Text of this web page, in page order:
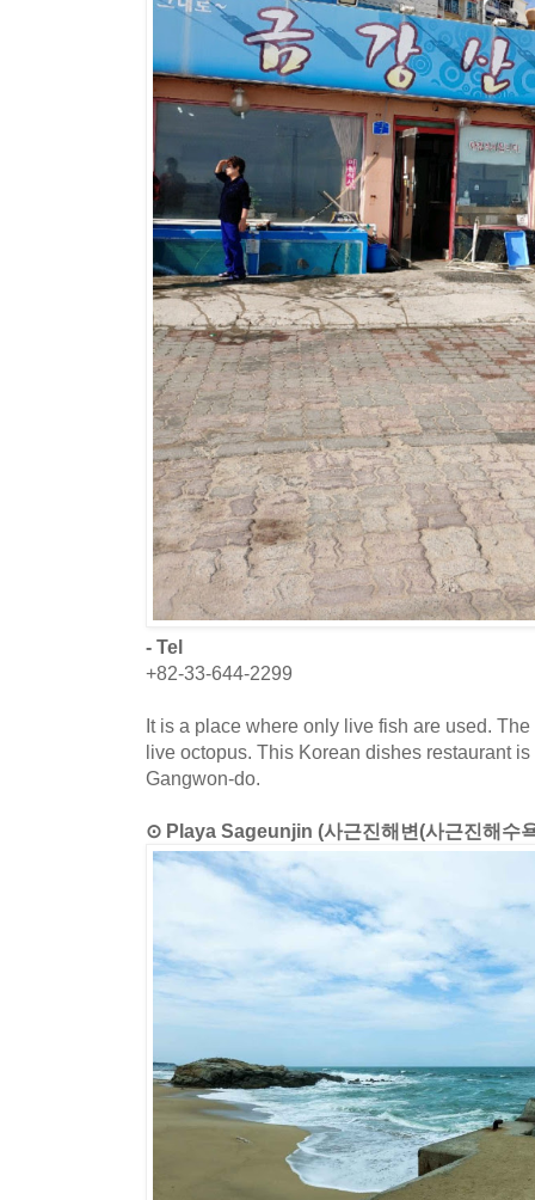
- Tel
+82-33-644-2299
It is a place where only live fish are used.
live octopus. This Korean dishes restaurant
Gangwon-do.
⊙ Playa Sageunjin (사근진해변(사근진해수